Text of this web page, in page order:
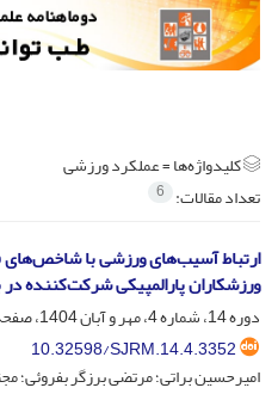
کلیدواژه‌ها =عملکرد ورزشی
تعداد مقالات: 6
ارتباط آسیب‌های ورزشی با شاخص‌های
ورزشکاران پارالمپیکی شرکت‌کننده در
دوره 14، شماره 4، مهر و آبان 1404، صفحه
10.32598/SJRM.14.4.3352
امیرحسین براتی؛ مرتضی برزگر بفروئی؛